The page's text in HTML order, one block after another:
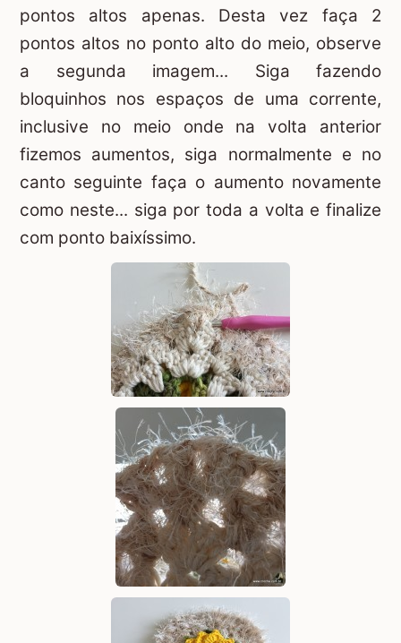
pontos altos apenas. Desta vez faça 2
pontos altos no ponto alto do meio, observe
a segunda imagem... Siga fazendo
bloquinhos nos espaços de uma corrente,
inclusive no meio onde na volta anterior
fizemos aumentos, siga normalmente e no
canto seguinte faça o aumento novamente
como neste... siga por toda a volta e finalize
com ponto baixíssimo.